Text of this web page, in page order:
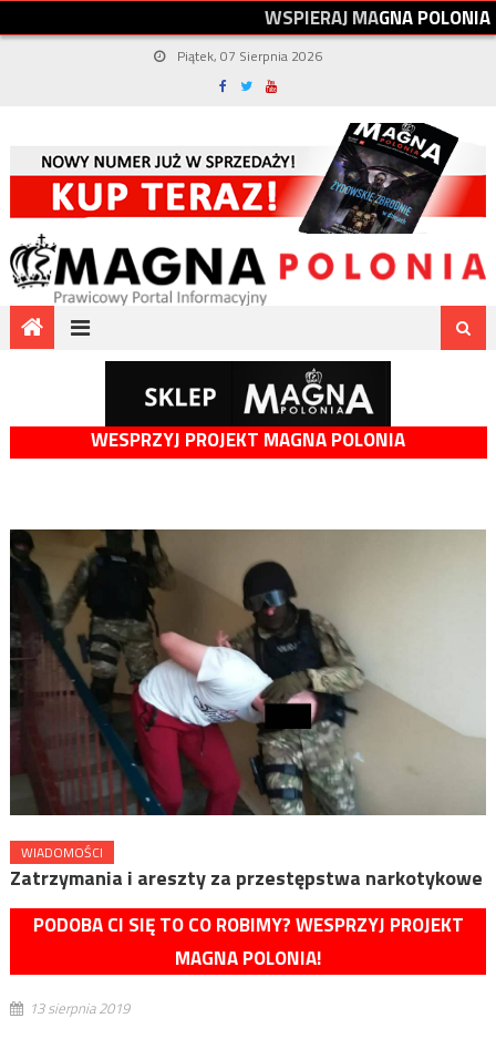
WSPIERAJMAGNAPOLONIA
Piątek, 07 Sierpnia 2026
WESPRZYJ PROJEKT MAGNA POLONIA
WIADOMOŚCI
Zatrzymania i areszty za przestępstwa narkotykowe
PODOBA CI SIĘ TO CO ROBIMY? WESPRZYJ PROJEKT
MAGNA POLONIA!
13 sierpnia 2019